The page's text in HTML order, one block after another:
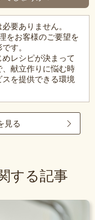
要ありません。
をお客様のご要望を
す。
レシピが決まって
献立作りに悩む時
を提供できる環境
見る
する記事